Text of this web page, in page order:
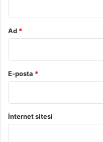
Ad *
E-posta *
İnternet sitesi